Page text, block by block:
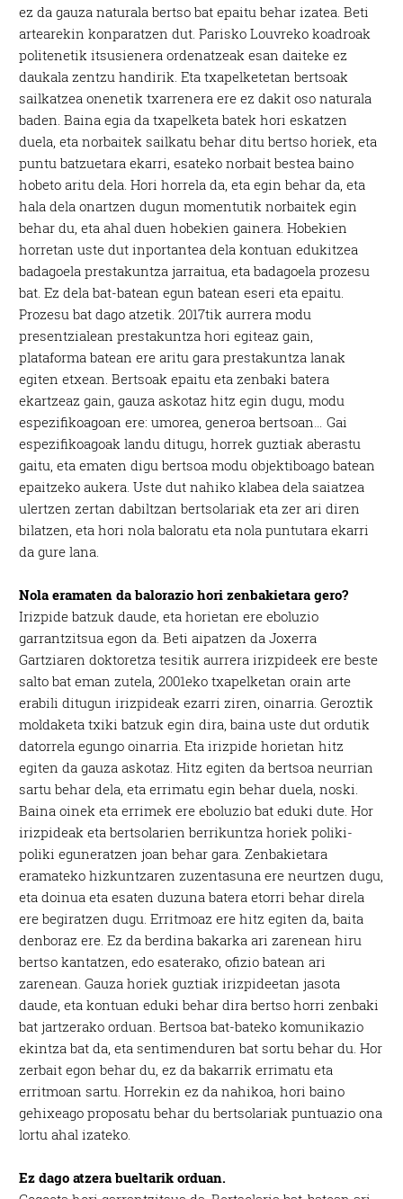
ez da gauza naturala bertso bat epaitu behar izatea. Beti
artearekin konparatzen dut. Parisko Louvreko koadroak
politenetik itsusienera ordenatzeak esan daiteke ez
daukala zentzu handirik. Eta txapelketetan bertsoak
sailkatzea onenetik txarrenera ere ez dakit oso naturala
baden. Baina egia da txapelketa batek hori eskatzen
duela, eta norbaitek sailkatu behar ditu bertso horiek, eta
puntu batzuetara ekarri, esateko norbait bestea baino
hobeto aritu dela. Hori horrela da, eta egin behar da, eta
hala dela onartzen dugun momentutik norbaitek egin
behar du, eta ahal duen hobekien gainera. Hobekien
horretan uste dut inportantea dela kontuan edukitzea
badagoela prestakuntza jarraitua, eta badagoela prozesu
bat. Ez dela bat-batean egun batean eseri eta epaitu.
Prozesu bat dago atzetik. 2017tik aurrera modu
presentzialean prestakuntza hori egiteaz gain,
plataforma batean ere aritu gara prestakuntza lanak
egiten etxean. Bertsoak epaitu eta zenbaki batera
ekartzeaz gain, gauza askotaz hitz egin dugu, modu
espezifikoagoan ere: umorea, generoa bertsoan… Gai
espezifikoagoak landu ditugu, horrek guztiak aberastu
gaitu, eta ematen digu bertsoa modu objektiboago batean
epaitzeko aukera. Uste dut nahiko klabea dela saiatzea
ulertzen zertan dabiltzan bertsolariak eta zer ari diren
bilatzen, eta hori nola baloratu eta nola puntutara ekarri
da gure lana.
Nola eramaten da balorazio hori zenbakietara gero?
Irizpide batzuk daude, eta horietan ere eboluzio
garrantzitsua egon da. Beti aipatzen da Joxerra
Gartziaren doktoretza tesitik aurrera irizpideek ere beste
salto bat eman zutela, 2001eko txapelketan orain arte
erabili ditugun irizpideak ezarri ziren, oinarria. Geroztik
moldaketa txiki batzuk egin dira, baina uste dut ordutik
datorrela egungo oinarria. Eta irizpide horietan hitz
egiten da gauza askotaz. Hitz egiten da bertsoa neurrian
sartu behar dela, eta errimatu egin behar duela, noski.
Baina oinek eta errimek ere eboluzio bat eduki dute. Hor
irizpideak eta bertsolarien berrikuntza horiek poliki-
poliki eguneratzen joan behar gara. Zenbakietara
eramateko hizkuntzaren zuzentasuna ere neurtzen dugu,
eta doinua eta esaten duzuna batera etorri behar direla
ere begiratzen dugu. Erritmoaz ere hitz egiten da, baita
denboraz ere. Ez da berdina bakarka ari zarenean hiru
bertso kantatzen, edo esaterako, ofizio batean ari
zarenean. Gauza horiek guztiak irizpideetan jasota
daude, eta kontuan eduki behar dira bertso horri zenbaki
bat jartzerako orduan. Bertsoa bat-bateko komunikazio
ekintza bat da, eta sentimenduren bat sortu behar du. Hor
zerbait egon behar du, ez da bakarrik errimatu eta
erritmoan sartu. Horrekin ez da nahikoa, hori baino
gehixeago proposatu behar du bertsolariak puntuazio ona
lortu ahal izateko.
Ez dago atzera bueltarik orduan.